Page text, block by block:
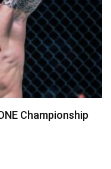
Peso Welter,